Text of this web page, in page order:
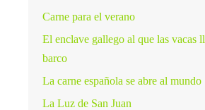
Carne para el verano
El enclave gallego al que las vacas
barco
La carne española se abre al mundo
La Luz de San Juan